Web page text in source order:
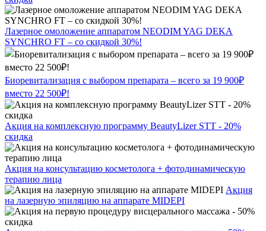
Лазерное омоложение аппаратом NEODIM YAG DEKA
SYNCHRO FT – со скидкой 30%!
Биоревитализация с выбором препарата – всего за 19 900₽
вместо 22 500₽!
Акция на комплексную программу BeautyLizer STT - 20%
скидка
Акция на консультацию косметолога + фотодинамическую
терапию лица
Акция
на лазерную эпиляцию на аппарате MIDEPI